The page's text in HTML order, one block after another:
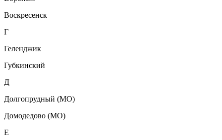
Воскресенск
Г
Геленджик
Губкинский
Д
Долгопрудный (МО)
Домодедово (МО)
Е